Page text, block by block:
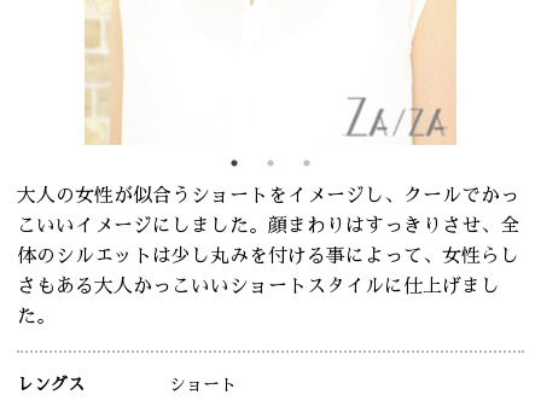
大人の女性が似合うショートをイメージし、クールでかっ
こいいイメージにしました。顔まわりはすっきりさせ、全
体のシルエットは少し丸みを付ける事によって、女性らし
さもある大人かっこいいショートスタイルに仕上げまし
た。
レングス ショート